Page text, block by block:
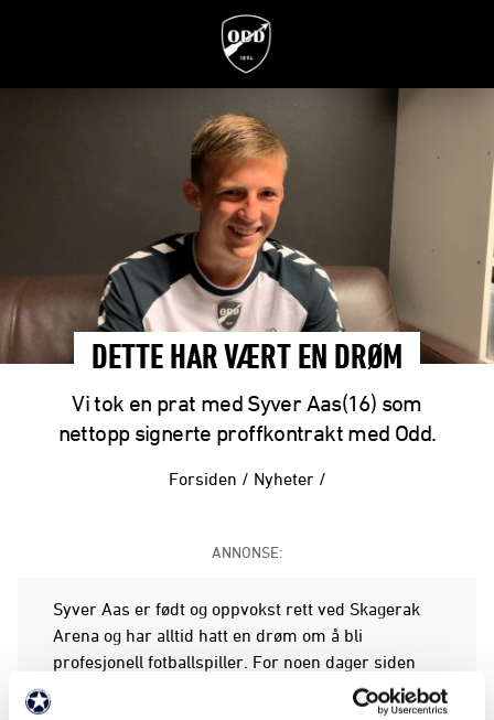
DETTE HAR VÆRT EN DRØM
Vi tok en prat med Syver Aas(16) som
nettopp signerte proffkontrakt med Odd.
Forsiden / Nyheter /
ANNONSE:
Syver Aas er født og oppvokst rett ved Skagerak
Arena og har alltid hatt en drøm om å bli
profesjonell fotballspiller. For noen dager siden
gikk drømmen hans i oppfyllelse da han signerte